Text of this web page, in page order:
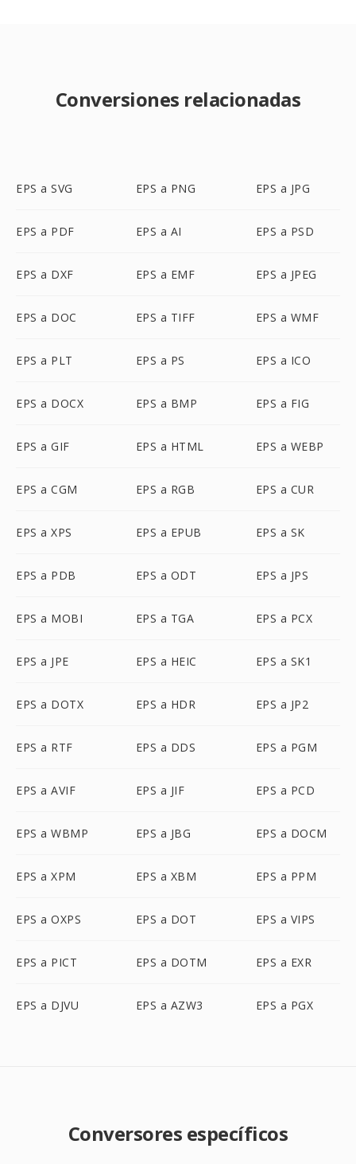
Conversiones relacionadas
EPS a SVG EPS a PNG EPS a JPG
EPS a PDF EPS a AI EPS a PSD
EPS a DXF EPS a EMF EPS a JPEG
EPS a DOC EPS a TIFF EPS a WMF
EPS a PLT EPS a PS EPS a ICO
EPS a DOCX EPS a BMP EPS a FIG
EPS a GIF EPS a HTML EPS a WEBP
EPS a CGM EPS a RGB EPS a CUR
EPS a XPS EPS a EPUB EPS a SK
EPS a PDB EPS a ODT EPS a JPS
EPS a MOBI EPS a TGA EPS a PCX
EPS a JPE EPS a HEIC EPS a SK1
EPS a DOTX EPS a HDR EPS a JP2
EPS a RTF EPS a DDS EPS a PGM
EPS a AVIF EPS a JIF EPS a PCD
EPS a WBMP EPS a JBG EPS a DOCM
EPS a XPM EPS a XBM EPS a PPM
EPS a OXPS EPS a DOT EPS a VIPS
EPS a PICT EPS a DOTM EPS a EXR
EPS a DJVU EPS a AZW3 EPS a PGX
Conversores específicos